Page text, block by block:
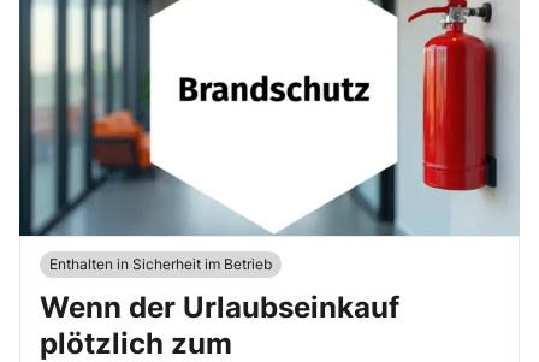
Enthalten in Sicherheit im Betrieb
Wenn der Urlaubseinkauf
plötzlich zum